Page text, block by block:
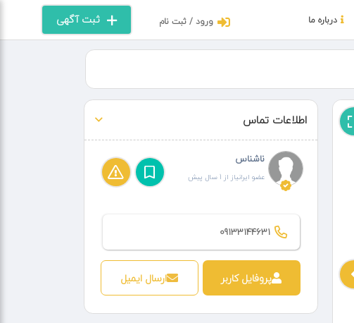
ثبت آگهی ورود / ثبت نام درباره ما
اطلاعات تماس
ناشناس
عضو ایرانیاز از 1 سال پیش
09133144631
پروفایل کاربر ارسال ایمیل